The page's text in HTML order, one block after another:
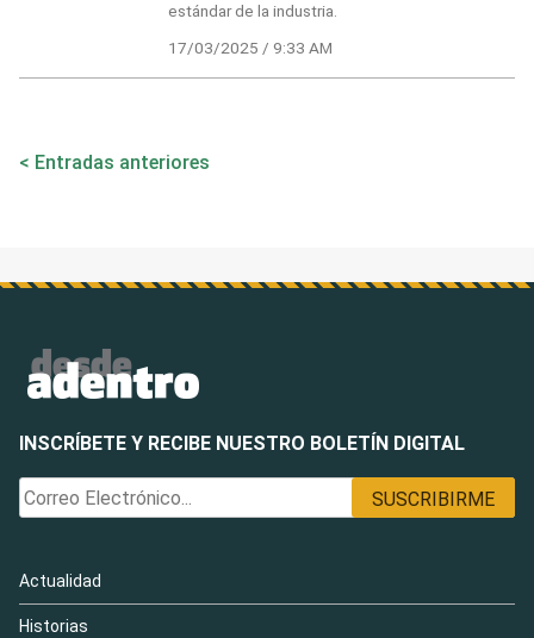
estándar de la industria.
17/03/2025 / 9:33 AM
Navegación
Entradas anteriores
INSCRÍBETE Y RECIBE NUESTRO BOLETÍN DIGITAL
Actualidad
Historias